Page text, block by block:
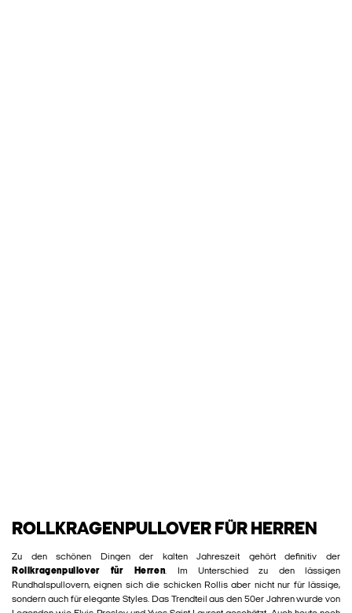
ROLLKRAGENPULLOVER FÜR HERREN
Zu den schönen Dingen der kalten Jahreszeit gehört definitiv der
Rollkragenpullover für Herren. Im Unterschied zu den lässigen
Rundhalspullovern, eignen sich die schicken Rollis aber nicht nur für lässige,
sondern auch für elegante Styles. Das Trendteil aus den 50er Jahren wurde von